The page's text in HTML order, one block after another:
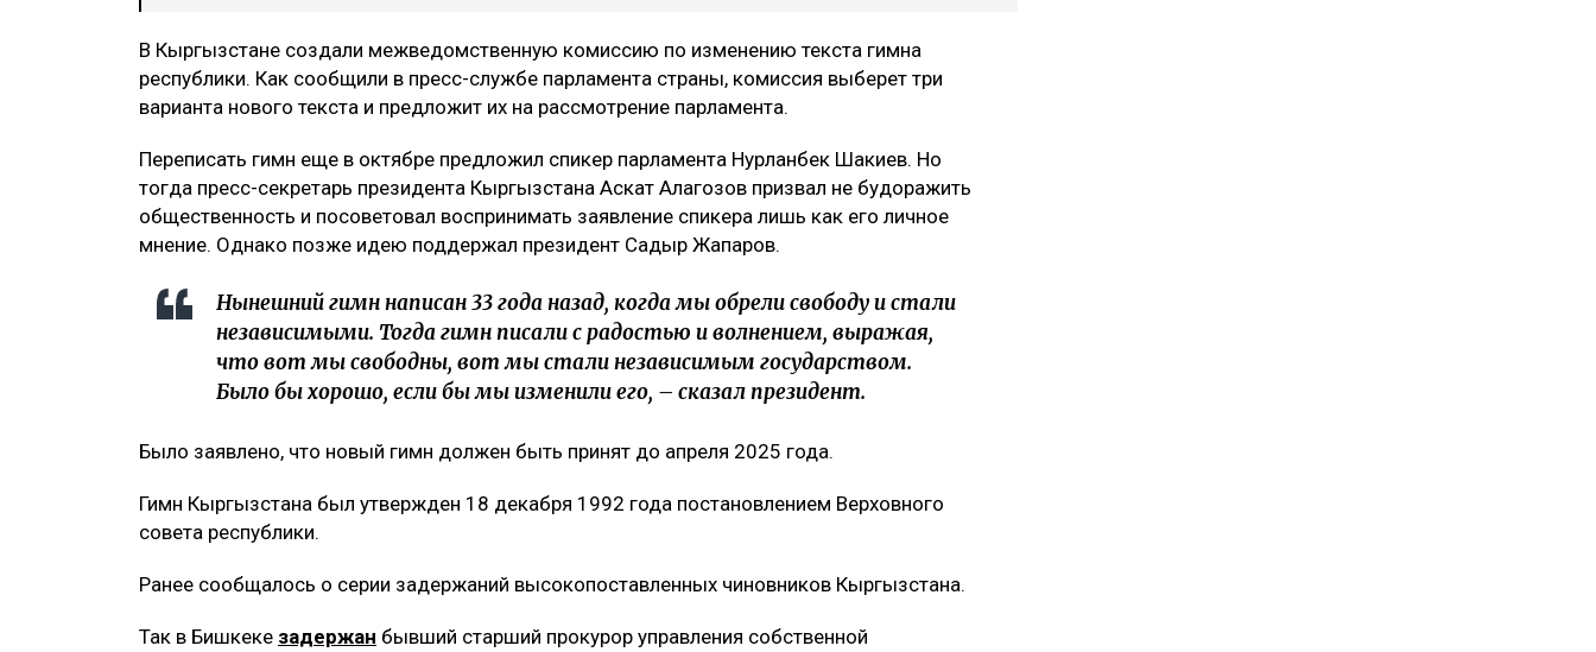
В Кыргызстане создали межведомственную комиссию по изменению текста гимна
республики. Как сообщили в пресс-службе парламента страны, комиссия выберет три
варианта нового текста и предложит их на рассмотрение парламента.
Переписать гимн еще в октябре предложил спикер парламента Нурланбек Шакиев. Но
тогда пресс-секретарь президента Кыргызстана Аскат Алагозов призвал не будоражить
общественность и посоветовал воспринимать заявление спикера лишь как его личное
мнение. Однако позже идею поддержал президент Садыр Жапаров.
Нынешний гимн написан 33 года назад, когда мы обрели свободу и стали
независимыми. Тогда гимн писали с радостью и волнением, выражая,
что вот мы свободны, вот мы стали независимым государством.
Было бы хорошо, если бы мы изменили его, – сказал президент.
Было заявлено, что новый гимн должен быть принят до апреля 2025 года.
Гимн Кыргызстана был утвержден 18 декабря 1992 года постановлением Верховного
совета республики.
Ранее сообщалось о серии задержаний высокопоставленных чиновников Кыргызстана.
Так в Бишкеке задержан бывший старший прокурор управления собственной